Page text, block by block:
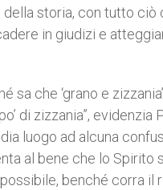
della storia, con tutto
in giudizi e
sa che ‘grano e
di zizzania”, evidenzia
luogo ad alcuna
al bene che lo Spirito
possibile, benché corra